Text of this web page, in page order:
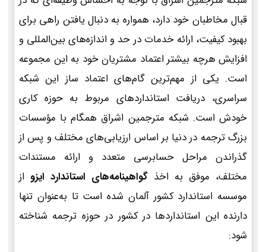
قبال مخاطبان خود دارد، همواره به دنبال یافتن راهی برای
بهبود کیفیت، ارائه خدمات در حد و اندازه‌های بین‌المللی و
افزایش هرچه بیشتر اعتماد مشتریان خود به این مجموعه
است. یکی از مهم‌ترین گام‌های اعتماد ساز این شبکه
سراسری، دریافت استانداردهای مربوط به حوزه کاری
خودش است. شبکه مترجمین اشراق همگام با مؤسسات
بزرگ ترجمه در دنیا بر اساس ارزیابی‌های مختلف و پس از
گذراندن مراحل حسابرسی متعدد و ارائه مستندات
مختلف، موفق به اخذ گواهینامه‌های استاندارد ایزو از
موسسه استاندارد کشور آلمان شده است تا به‌عنوان تنها
دارنده این استانداردها در کشور در حوزه ترجمه شناخته
شود: